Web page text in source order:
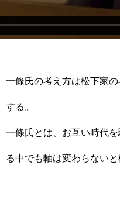
一條氏の考え方は松下家
する。
一條氏とは、お互い時代
る中でも軸は変わらないと